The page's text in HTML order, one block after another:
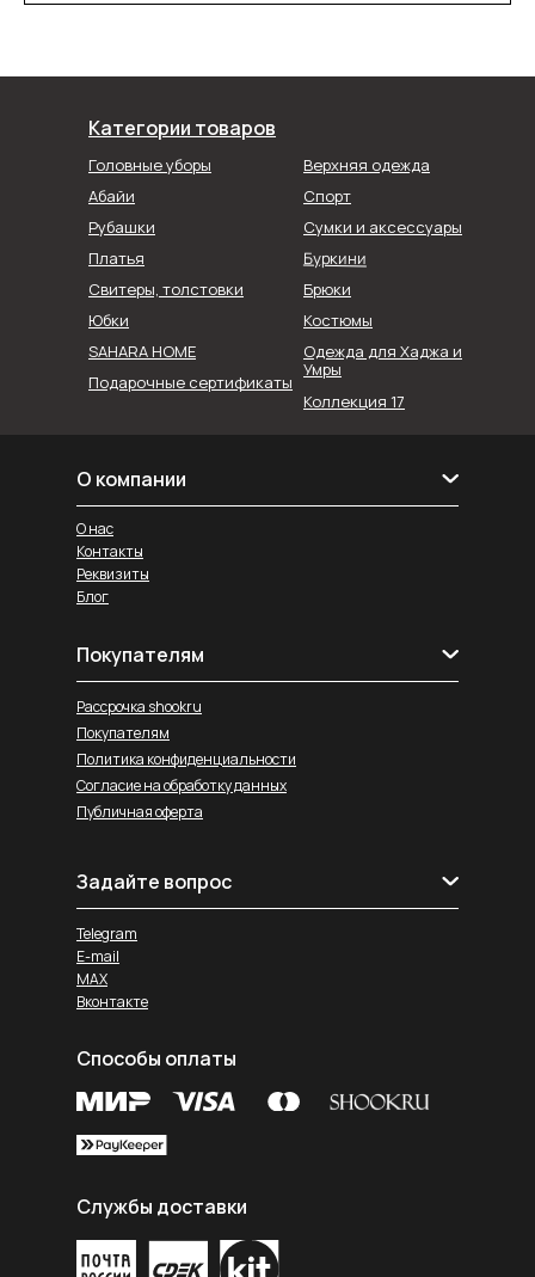
Категории товаров
Головные уборы
Абайи
Рубашки
Коллекция 17
Спорт
Верхняя одежда
Сумки и аксессуары
Юбки
Брюки
SAHARA HOME
Платья
Свитеры, толстовки
Буркини
Костюмы
Подарочные сертификаты
Одежда для Хаджа и
Умры
О компании
Реквизиты
Блог
О нас
Контакты
Покупателям
Рассрочка shookru
Покупателям
Политика конфиденциальности
Согласие на обработку данных
Публичная оферта
Задайте вопрос
Telegram
E-mail
MAX
Вконтакте
Службы доставки
Способы оплаты